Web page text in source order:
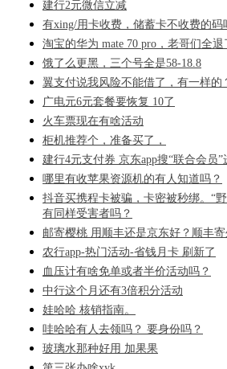
建行2元微信立减
有xing/用卡收费，储蓄卡不收费的码
淘宝的华为 mate 70 pro，老哥们全退
饿了么更黑，三个号全是58-18.8
翼支付说我风险不能借了，有一样的
广电元6元套餐要恢复 10了
火车票现在有啥活动
柜机推荐个，准备买了，
建行4元支付券 京东app搜“联合会员
哪里有收苹果资源机的有人知道吗？
抖音买携程卡被骗，卡密被秒绑。“
有同样受害者吗？
邮寄樱桃 用顺丰还是京东好？顺丰
农行app-热门活动-省钱月卡 刷新了
血压计有啥免单或者半价活动吗？
中行这个月还有3倍积分活动
娃哈哈 核销指南。
哇哈哈有人去领吗？ 要身份吗？
玻璃水那种好用 加果果